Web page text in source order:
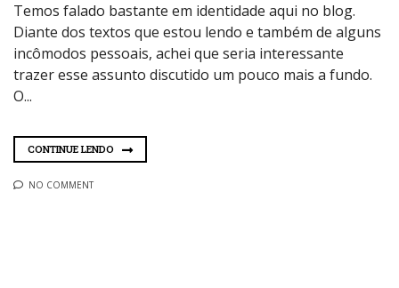
Temos falado bastante em identidade aqui no blog.
Diante dos textos que estou lendo e também de alguns
incômodos pessoais, achei que seria interessante
trazer esse assunto discutido um pouco mais a fundo.
O...
CONTINUE LENDO
NO COMMENT